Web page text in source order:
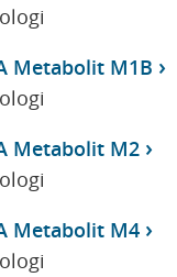
Metabolit M1B
Metabolit M2
Metabolit M4